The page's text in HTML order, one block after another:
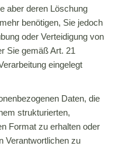
aber deren Löschung
benötigen, Sie jedoch
oder Verteidigung von
Sie gemäß Art. 21
eingelegt
Daten, die
strukturierten,
Format zu erhalten oder
Verantwortlichen zu